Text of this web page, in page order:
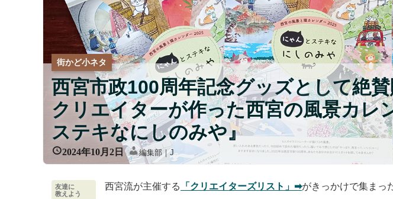
街かど小ネタ
西宮市政100周年記念グッズとして絶
クリエイターが作った西宮の風景カレ
ステキなにしのみや』
2024年10月2日 編集部｜J
西宮流が主催する 「クリエイターズリスト」➡がきっかけで集まっ
友達に
教えよう